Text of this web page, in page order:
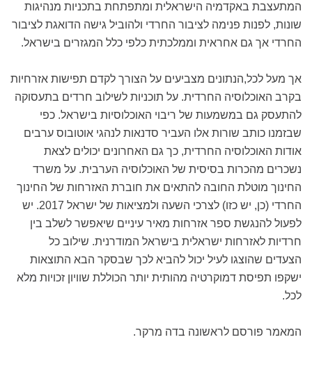
המתעצבת באקדמיה הישראלית ומתפתחת בתכניות מנהיגות
שונות, לפנות פנימה לציבור החרדי ולהוביל גישה הדואגת לציבור
החרדי אך גם אחראית וממלכתית כלפי כלל המגזרים בישראל.
אך מעל לכל,הנתונים מצביעים על הצורך לקדם תפישות אזרחיות
בקרב האוכלוסיה החרדית. על תוכניות לשילוב חרדים בתעסוקה
להתעסק גם במשמעות של ריבוי האוכלוסיות בישראל. כפי
שבזמנו כותב שורות אלו העביר סדנאות לנהגי אוטובוס ערבים
אודות האוכלוסיה החרדית, כך גם האחרונים יכולים לצאת
נשכרים מהכרות בסיסית של האוכלוסיה הערבית. על משרד
החינוך מוטלת החובה להתאים את חוברת האזרחות של החינוך
החרדי (כן, יש כזו) לצרכי השעה ולמציאות של ישראל 2017. יש
לפעול להנגשת ספר אזרחות מאיר עיניים שיאפשר לשלב בין
חרדיות לאזרחות ישראלית בישראל המודרנית. שילוב כל
הצעדים שהוצגו לעיל יכול להביא לכך שבסקר הבא התוצאות
ישקפו תפיסת דמוקרטיה מהותית יותר הכוללת שוויון זכויות מלא
לכל.
המאמר פורסם לראשונה בדה מרקר.